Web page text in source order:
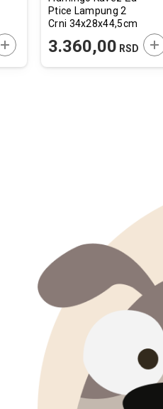
DODAJTE U KORPU
Ptice Lampung 2
Crni 34x28x44,5cm
3.360,00 RSD